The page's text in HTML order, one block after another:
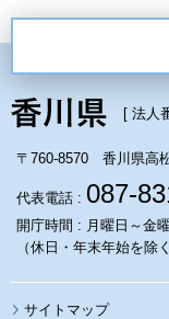
[ 法人
〒760-8570 香川県高
代表電話 : 087-
開庁時間 : 月曜日～金
（休日・年末年始を除く
サイトマップ